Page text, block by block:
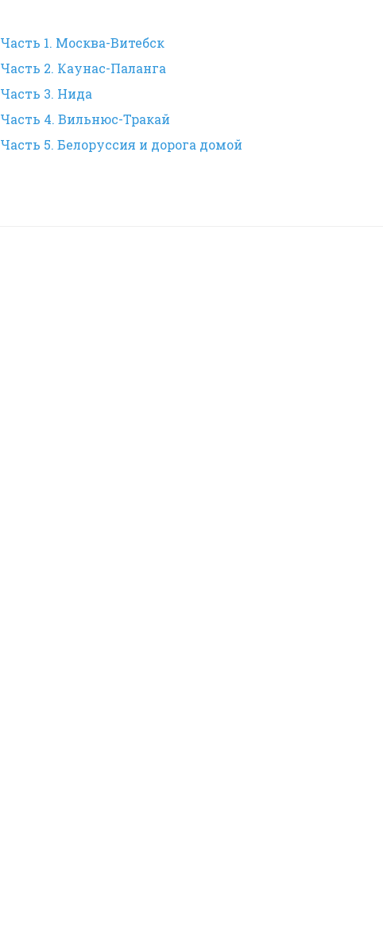
Часть 1. Москва-Витебск
Часть 2. Каунас-Паланга
Часть 3. Нида
Часть 4. Вильнюс-Тракай
Часть 5. Белоруссия и дорога домой